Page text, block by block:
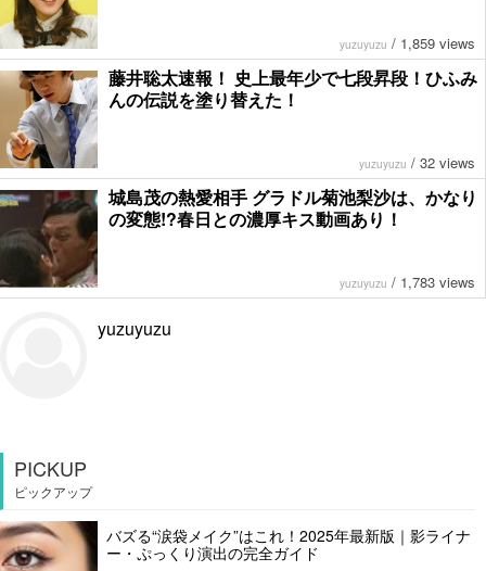
yuzuyuzu / 1,859 views
藤井聡太速報！ 史上最年少で七段昇段！ひふみ
んの伝説を塗り替えた！
yuzuyuzu / 32 views
城島茂の熱愛相手 グラドル菊池梨沙は、かなり
の変態!?春日との濃厚キス動画あり！
yuzuyuzu / 1,783 views
yuzuyuzu
PICKUP
ピックアップ
バズる“涙袋メイク”はこれ！2025年最新版｜影ライナ
ー・ぷっくり演出の完全ガイド